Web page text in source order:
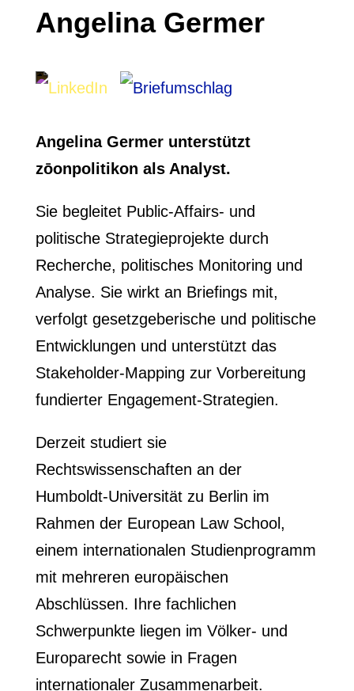
Angelina Germer
Angelina Germer unterstützt
zōonpolitikon als Analyst.
Sie begleitet Public-Affairs- und
politische Strategieprojekte durch
Recherche, politisches Monitoring und
Analyse. Sie wirkt an Briefings mit,
verfolgt gesetzgeberische und politische
Entwicklungen und unterstützt das
Stakeholder-Mapping zur Vorbereitung
fundierter Engagement-Strategien.
Derzeit studiert sie
Rechtswissenschaften an der
Humboldt-Universität zu Berlin im
Rahmen der European Law School,
einem internationalen Studienprogramm
mit mehreren europäischen
Abschlüssen. Ihre fachlichen
Schwerpunkte liegen im Völker- und
Europarecht sowie in Fragen
internationaler Zusammenarbeit.